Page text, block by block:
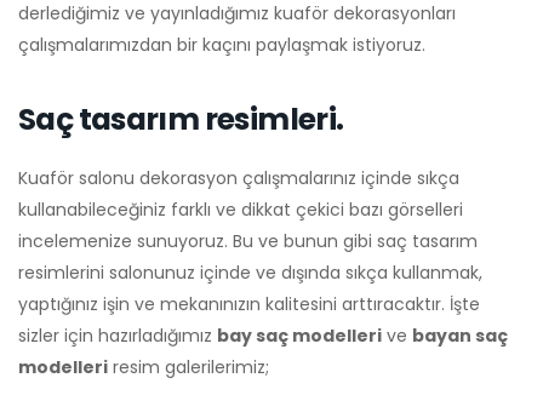
derlediğimiz ve yayınladığımız kuaför dekorasyonları
çalışmalarımızdan bir kaçını paylaşmak istiyoruz.
Saç tasarım resimleri.
Kuaför salonu dekorasyon çalışmalarınız içinde sıkça
kullanabileceğiniz farklı ve dikkat çekici bazı görselleri
incelemenize sunuyoruz. Bu ve bunun gibi saç tasarım
resimlerini salonunuz içinde ve dışında sıkça kullanmak,
yaptığınız işin ve mekanınızın kalitesini arttıracaktır. İşte
sizler için hazırladığımız bay saç modelleri ve bayan saç
modelleri resim galerilerimiz;